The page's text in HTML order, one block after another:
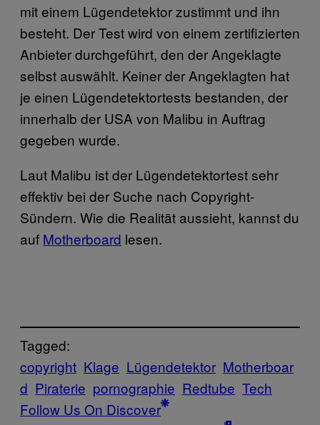
mit einem Lügendetektor zustimmt und ihn
besteht. Der Test wird von einem zertifizierten
Anbieter durchgeführt, den der Angeklagte
selbst auswählt. Keiner der Angeklagten hat
je einen Lügendetektortests bestanden, der
innerhalb der USA von Malibu in Auftrag
gegeben wurde.
Laut Malibu ist der Lügendetektortest sehr
effektiv bei der Suche nach Copyright-
Sündern. Wie die Realität aussieht, kannst du
auf Motherboard lesen.
Tagged:
copyright Klage Lügendetektor Motherboar
d Piraterie pornographie Redtube Tech
Follow Us On Discover